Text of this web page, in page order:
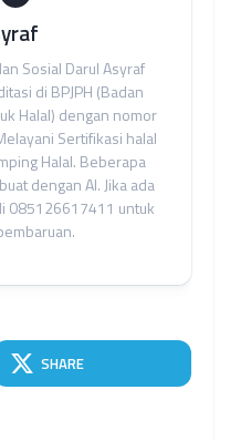
Sosial Darul Asyraf
di BPJPH (Badan
Halal) dengan nomor
Sertifikasi halal
Halal. Beberapa
dengan AI. Jika ada
085126617411 untuk
SHARE